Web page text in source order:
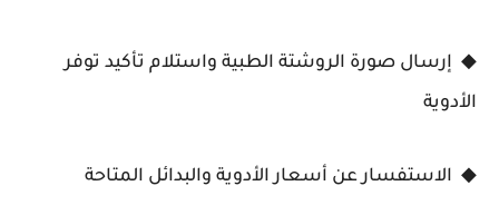
◆ إرسال صورة الروشتة الطبية واستلام تأكيد توفر
الأدوية
◆ الاستفسار عن أسعار الأدوية والبدائل المتاحة